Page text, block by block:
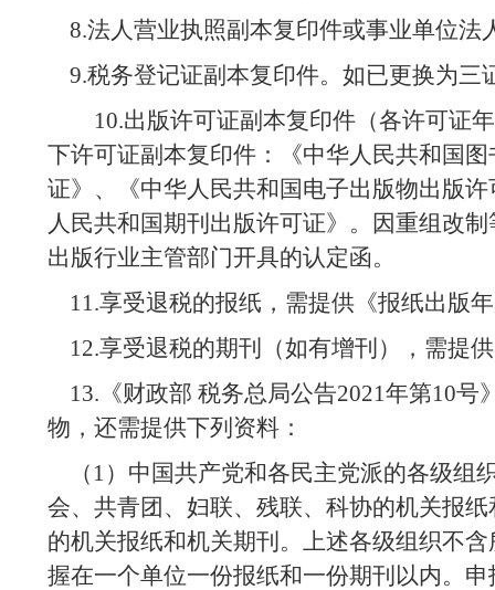
8.法人营业执照副本复印件或事业单位
9.税务登记证副本复印件。如已更换为三
10.出版许可证副本复印件（各许可证
下许可证副本复印件：《中华人民共和国
证》、《中华人民共和国电子出版物出版
人民共和国期刊出版许可证》。因重组改
出版行业主管部门开具的认定函。
11.享受退税的报纸，需提供《报纸出版
12.享受退税的期刊（如有增刊），需提
13. 《财政部 税务总局公告2021年第10号
物，还需提供下列资料：
（ 1）中国共产党和各民主党派的各级组
会、共青团、妇联、残联、科协的机关报
的机关报纸和机关期刊。上述各级组织不
握在一个单位一份报纸和一份期刊以内。